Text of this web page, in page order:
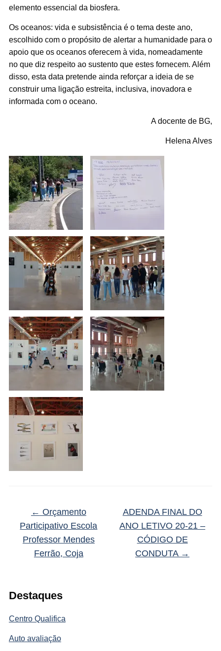
Destaques
Centro Qualifica
Auto avaliação
elemento essencial da biosfera.
Os oceanos: vida e subsistência é o tema deste ano,
escolhido com o propósito de alertar a humanidade para o
apoio que os oceanos oferecem à vida, nomeadamente
no que diz respeito ao sustento que estes fornecem. Além
disso, esta data pretende ainda reforçar a ideia de se
construir uma ligação estreita, inclusiva, inovadora e
informada com o oceano.
A docente de BG,
Helena Alves
← Orçamento
Participativo Escola
Professor Mendes
Ferrão, Coja
ADENDA FINAL DO
ANO LETIVO 20-21 –
CÓDIGO DE
CONDUTA →